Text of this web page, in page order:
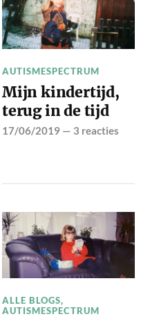
AUTISMESPECTRUM
Mijn kindertijd,
terug in de tijd
17/06/2019 — 3 reacties
ALLE BLOGS,
AUTISMESPECTRUM